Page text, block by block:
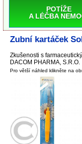
POTÍŽE
A LÉČBA
Zubní kartáček
Zkušenosti s
DACOM PHARMA, S.R.O.
Pro větší náhled klikněte na